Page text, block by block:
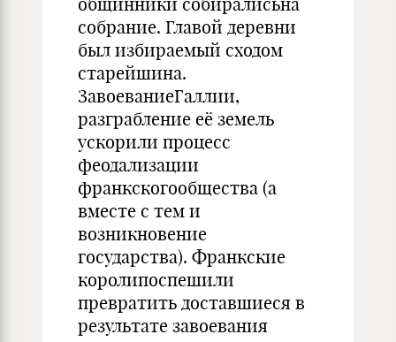
собрание. Главой деревни
был избираемый сходом
старейшина.
ЗавоеваниеГаллии,
разграбление её земель
ускорили процесс
феодализации
франкскогообщества (а
вместе с тем и
возникновение
государства). Франкские
королипоспешили
превратить доставшиеся в
результате завоевания